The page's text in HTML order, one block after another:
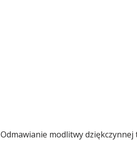
Odmawianie modlitwy